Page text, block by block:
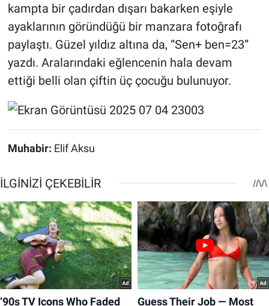
kampta bir çadırdan dışarı bakarken eşiyle
ayaklarının göründüğü bir manzara fotoğrafı
paylaştı. Güzel yıldız altına da, “Sen+ ben=23”
yazdı. Aralarındaki eğlencenin hala devam
ettiği belli olan çiftin üç çocuğu bulunuyor.
Muhabir: Elif Aksu